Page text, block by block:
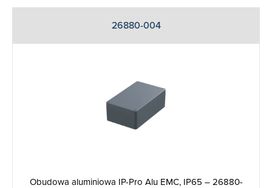
26880-004
Obudowa aluminiowa IP-Pro Alu EMC, IP65 – 26880-